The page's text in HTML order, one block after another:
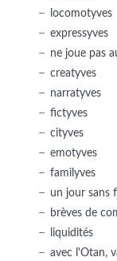
locomotyves
expressyves
ne joue pas
creatyves
narratyves
fictyves
cityves
emotyves
familyves
un jour sans
brèves de
liquidités
avec l'Otan,